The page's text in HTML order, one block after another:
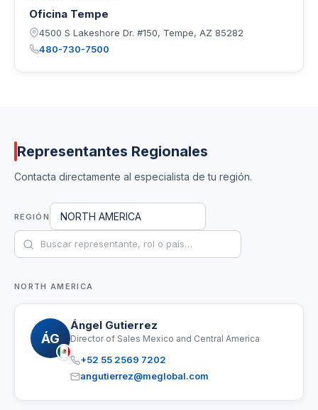
Oficina Tempe
4500 S Lakeshore Dr. #150, Tempe, AZ 85282
480-730-7500
Representantes Regionales
Contacta directamente al especialista de tu región.
REGIÓN NORTH AMERICA
NORTH AMERICA
ÁG
Ángel Gutierrez
Director of Sales Mexico and Central America
+52 55 2569 7202
angutierrez@meglobal.com